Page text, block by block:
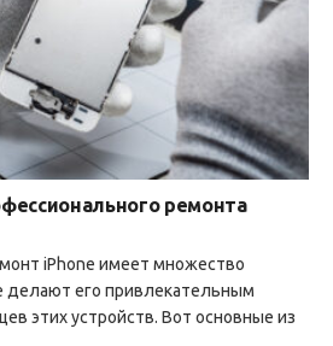
ремонта
iPhone имеет множество
делают его привлекательным
этих устройств. Вот основные из